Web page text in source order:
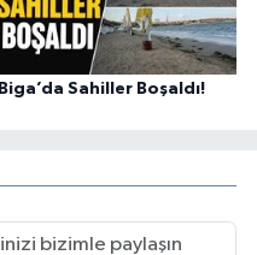
Biga’da Sahiller Boşaldı!